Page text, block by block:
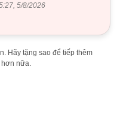
5/8/2026
Hãy tặng sao để tiếp thêm
nữa.